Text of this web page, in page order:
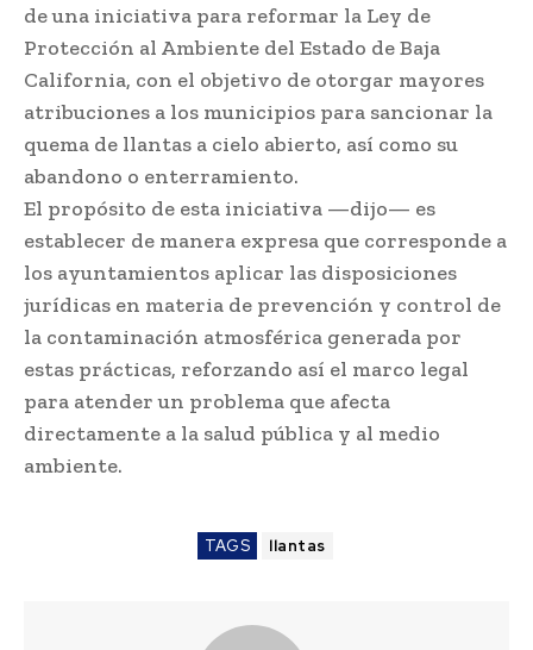
de una iniciativa para reformar la Ley de
Protección al Ambiente del Estado de Baja
California, con el objetivo de otorgar mayores
atribuciones a los municipios para sancionar la
quema de llantas a cielo abierto, así como su
abandono o enterramiento.
El propósito de esta iniciativa —dijo— es
establecer de manera expresa que corresponde a
los ayuntamientos aplicar las disposiciones
jurídicas en materia de prevención y control de
la contaminación atmosférica generada por
estas prácticas, reforzando así el marco legal
para atender un problema que afecta
directamente a la salud pública y al medio
ambiente.
TAGS llantas